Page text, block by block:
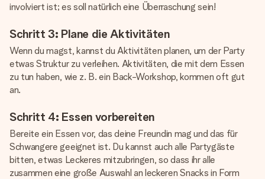
involviert ist; es soll natürlich eine Überraschung sein!
Schritt 3: Plane die Aktivitäten
Wenn du magst, kannst du Aktivitäten planen, um der Party
etwas Struktur zu verleihen. Aktivitäten, die mit dem Essen
zu tun haben, wie z. B. ein Back-Workshop, kommen oft gut
an.
Schritt 4: Essen vorbereiten
Bereite ein Essen vor, das deine Freundin mag und das für
Schwangere geeignet ist. Du kannst auch alle Partygäste
bitten, etwas Leckeres mitzubringen, so dass ihr alle
zusammen eine große Auswahl an leckeren Snacks in Form